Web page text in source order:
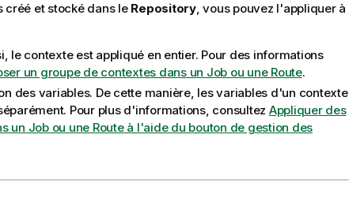
créé et stocké dans le Repository, vous pouvez l'appliquer à
le contexte est appliqué en entier. Pour des informations
un groupe de contextes dans un Job ou une Route.
des variables. De cette manière, les variables d'un contexte
Pour plus d'informations, consultez Appliquer des
un Job ou une Route à l'aide du bouton de gestion des